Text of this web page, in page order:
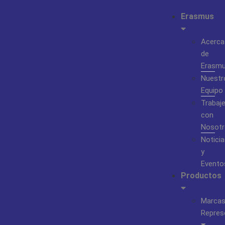
Erasmus
Acerca
de
Equipo
Trabaje
con
y
Productos
Marcas